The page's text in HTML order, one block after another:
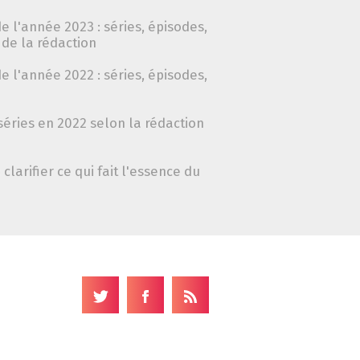
l'année 2023 : séries, épisodes,
la rédaction
l'année 2022 : séries, épisodes,
en 2022 selon la rédaction
clarifier ce qui fait l'essence du